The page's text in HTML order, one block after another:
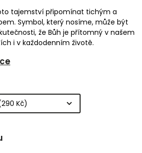
tajemství připomínat tichým a
Symbol, který nosíme, může být
že Bůh je přítomný v našem
i v každodenním životě.